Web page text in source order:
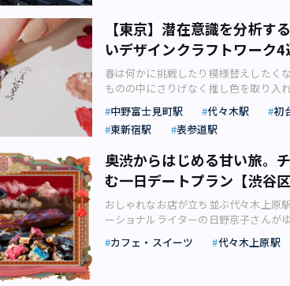
（金）よりスタートし、同時に桜やイ
登場しています。 見た目もキュート
（2,200円）※イートインのみ（画像
ンバーワンの「ヴィーガン＆グルテン
ケーキに、豆乳クリームとあんこが添
スにキビ砂糖の甘みをプラスした「ヴ
とイチゴの甘酸っぱさが絶妙な「桜甘
トイン、テイクアウト共に注文できま
by NAKED yoyogi park 住所：東京都
10:00〜18:00（L.O.17:00） 定休日：
2出口より徒歩1分 小田急線「代々木
式サイトをご確認ください 【渋谷】
定フレーバーのプラントベースドー
mood（スプリングムード）」をテー
ら、線路跡地に誕生した下北線路街の
トをご紹介します。ディープな趣も残
リース）【すべての画像を見る】＞＞
Shimokitazawa FURUGI Market-」／
み！ 午前中のまだ商品がそろってい
（プラス）Spring Vintage -
ていた古着マーケットで、残すはあと
駅東口駅前広場がビンテージマーケッ
社リリース） 古着の魅力を伝えるべ
ます。春を彩るスウェットやセーター
もしれません。古着屋さんとのやりと
のイベント（画像：スパイラル株式
Spring Vintage -Shimokitazawa
（日） 開催場所：東京都世田谷区北沢
【東京】潜在意識を分析す
いデザインクラフトワーク4
春は何かに挑戦したり模様替えしたく
ものの中にさりげなく推し色を取り入
さんがおすすめする体験スポットを４
は気持ちをリフレッシュしたくなる季
何かをはじめたくなったり、ポジティ
り、最近人気のタフティングやワッペ
ての体験や出会いは、今後の自分に影
像：Japonais Liqueur株式会社リリー
ーリス「春色のminiミモザリース」／
リース ヨックモックミュージアム館
中野富士見町駅 代々木駅 初
東新宿駅
表参道駅
奥渋からはじめる甘い旅。
む一日デートプラン【渋谷区
おしゃれなお店が立ち並ぶ代々木上原
ーショナルライターの日野京子さんが
すめデートプランについてご紹介し
た。主に欧米では、恋人や家族など親
が、日本では1970年代頃から「女性
カフェ・スイーツ 代々木上原駅